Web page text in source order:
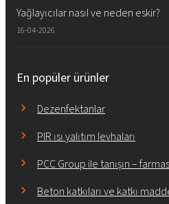
Yağlayıcılar nasıl ve neden eskir?
16-04-2026
En popüler ürünler
Dezenfektanlar
PIR ısı yalıtım levhaları
PCC Group ile tanışın –
Beton katkıları ve katkı